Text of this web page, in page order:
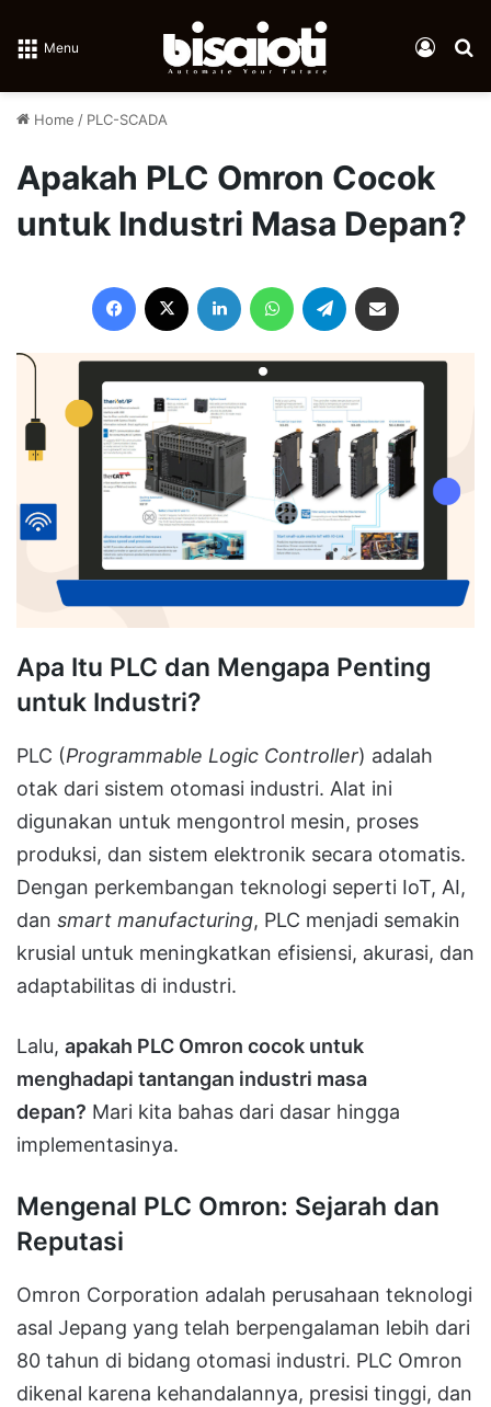
Menu Log In
Home / PLC-SCADA
Apakah PLC Omron Cocok
untuk Industri Masa Depan?
Facebook LinkedIn WhatsAppTelegram
Apa Itu PLC dan Mengapa Penting
untuk Industri?
PLC (Programmable Logic Controller) adalah
otak dari sistem otomasi industri. Alat ini
digunakan untuk mengontrol mesin, proses
produksi, dan sistem elektronik secara otomatis.
Dengan perkembangan teknologi seperti IoT, AI,
dan smart manufacturing, PLC menjadi semakin
krusial untuk meningkatkan efisiensi, akurasi, dan
adaptabilitas di industri.
Lalu, apakah PLC Omron cocok untuk
menghadapi tantangan industri masa
depan? Mari kita bahas dari dasar hingga
implementasinya.
Mengenal PLC Omron: Sejarah dan
Reputasi
Omron Corporation adalah perusahaan teknologi
asal Jepang yang telah berpengalaman lebih dari
80 tahun di bidang otomasi industri. PLC Omron
dikenal karena kehandalannya, presisi tinggi, dan